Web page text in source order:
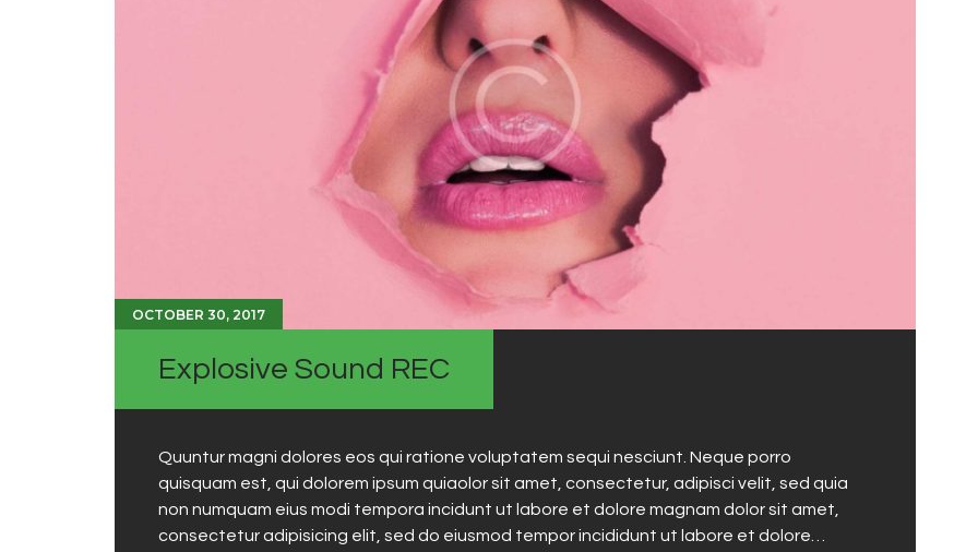
OCTOBER 30, 2017
Explosive Sound REC
Quuntur magni dolores eos qui ratione voluptatem sequi nesciunt. Neque porro
quisquam est, qui dolorem ipsum quiaolor sit amet, consectetur, adipisci velit, sed quia
non numquam eius modi tempora incidunt ut labore et dolore magnam dolor sit amet,
consectetur adipisicing elit, sed do eiusmod tempor incididunt ut labore et dolore…